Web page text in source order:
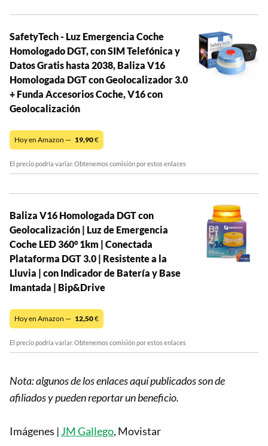
SafetyTech - Luz Emergencia Coche
Homologado DGT, con SIM Telefónica y
Datos Gratis hasta 2038, Baliza V16
Homologada DGT con Geolocalizador 3.0
+ Funda Accesorios Coche, V16 con
Geolocalización
Hoy en Amazon — 19,90€
El precio podría variar. Obtenemos comisión por estos enlaces
Baliza V16 Homologada DGT con
Geolocalización | Luz de Emergencia
Coche LED 360° 1km | Conectada
Plataforma DGT 3.0 | Resistente a la
Lluvia | con Indicador de Batería y Base
Imantada | Bip&Drive
Hoy en Amazon — 12,50€
El precio podría variar. Obtenemos comisión por estos enlaces
Nota: algunos de los enlaces aquí publicados son de
afiliados y pueden reportar un beneficio.
Imágenes | JM Gallego, Movistar